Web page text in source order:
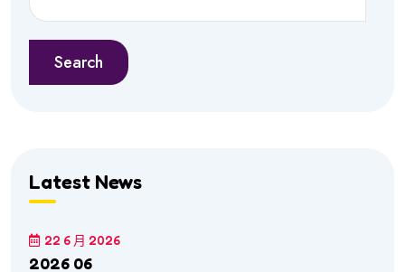
Search
Latest News
22 6 月 2026
2026 06